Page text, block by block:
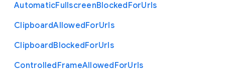
AutomaticFullscreenBlockedForUrls
ClipboardAllowedForUrls
ClipboardBlockedForUrls
ControlledFrameAllowedForUrls